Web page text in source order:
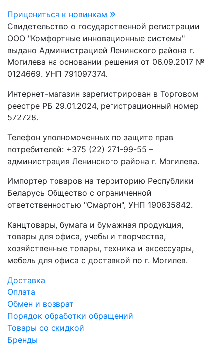
Прицениться к новинкам
Свидетельство о государственной регистрации
ООО "Комфортные инновационные системы"
выдано Администрацией Ленинского района г.
Могилева на основании решения от 06.09.2017 №
0124669. УНП 791097374.
Интернет-магазин зарегистрирован в Торговом
реестре РБ 29.01.2024, регистрационный номер
572728.
Телефон уполномоченных по защите прав
потребителей: +375 (22) 271-99-55 –
администрация Ленинского района г. Могилева.
Импортер товаров на территорию Республики
Беларусь Общество с ограниченной
ответственностью "Смартон", УНП 190635842.
Канцтовары, бумага и бумажная продукция,
товары для офиса, учебы и творчества,
хозяйственные товары, техника и аксессуары,
мебель для офиса с доставкой по г. Могилев.
Доставка
Оплата
Обмен и возврат
Порядок обработки обращений
Товары со скидкой
Бренды